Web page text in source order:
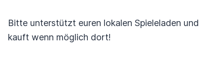
Bitte unterstützt euren lokalen Spieleladen und
kauft wenn möglich dort!